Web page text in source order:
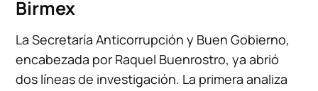
Birmex
La Secretaría Anticorrupción y Buen Gobierno,
encabezada por Raquel Buenrostro, ya abrió
dos líneas de investigación. La primera analiza